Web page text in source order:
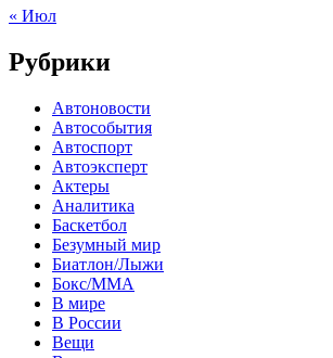
« Июл
Рубрики
Автоновости
Автособытия
Автоспорт
Автоэксперт
Актеры
Аналитика
Баскетбол
Безумный мир
Биатлон/Лыжи
Бокс/MMA
В мире
В России
Вещи